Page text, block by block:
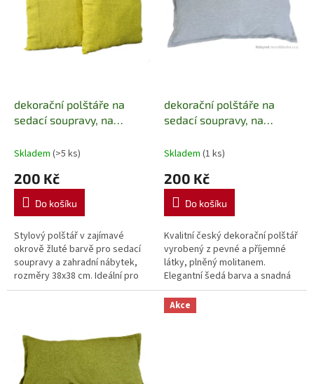
dekorační polštáře na
sedací soupravy, na
cm Harmonia
Skladem (>5 ks)
200 Kč
Do košíku
Stylový polštář v zajímavé
okrově žluté barvě pro sedací
soupravy a zahradní nábytek,
rozměry 38x38 cm. Ideální pro
moderní interiéry i exteriéry.
dekorační polštáře na
sedací soupravy, na
šedá Harmonia
Skladem (1 ks)
200 Kč
Do košíku
Kvalitní český dekorační polštář
vyrobený z pevné a příjemné
látky, plněný molitanem.
Elegantní šedá barva a snadná
údržba.
Akce